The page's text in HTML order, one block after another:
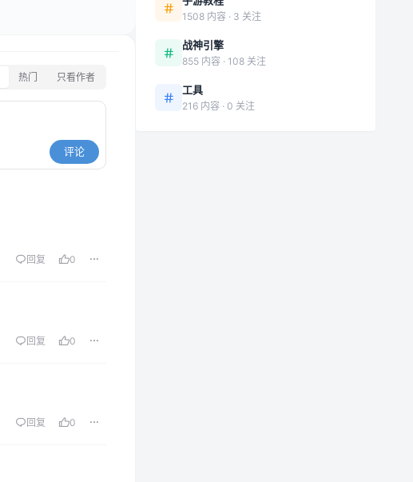
热门 只看作者
评论
回复 0
回复 0
回复 0
1508 内容 · 3 关注
战神引擎
855 内容 · 108 关注
工具
216 内容 · 0 关注